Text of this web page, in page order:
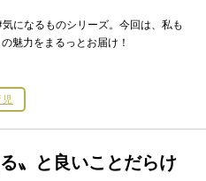
になるものシリーズ。今回は、私も
魅力をまるっとお届け！
児
〟と良いことだらけ